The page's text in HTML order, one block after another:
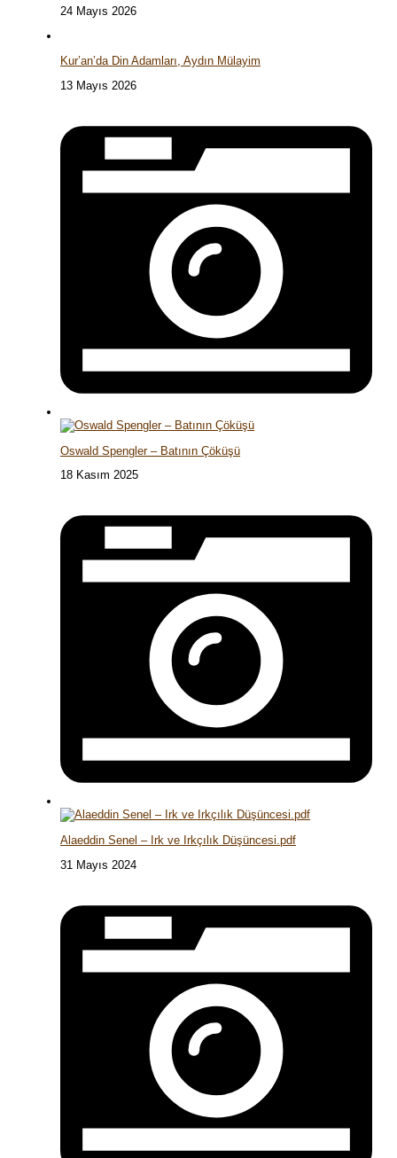
24 Mayıs 2026
Kur’an’da Din Adamları, Aydın Mülayim
13 Mayıs 2026
Oswald Spengler – Batının Çöküşü
18 Kasım 2025
Alaeddin Senel – Irk ve Irkçılık Düşüncesi.pdf
31 Mayıs 2024